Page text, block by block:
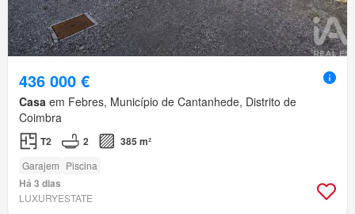
436 000 €
Casa em Febres, Município de Cantanhede, Distrito de
Coimbra
T2 2 385 m²
Garajem Piscina
Há 3 dias
LUXURYESTATE